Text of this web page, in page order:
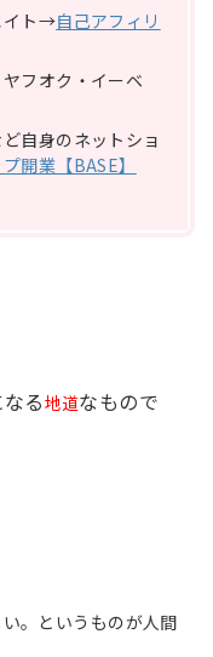
イト→自己アフィリ
フオク・イーベ
自身のネットショ
開業【BASE】
る地道なもので
。というものが人間